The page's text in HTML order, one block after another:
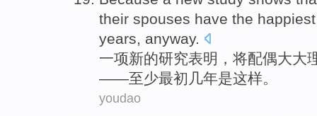
their spouses have the happiest
years, anyway.
一项新的研究表明 ， 将配偶大大
——至少最初 几年是这样。
youdao